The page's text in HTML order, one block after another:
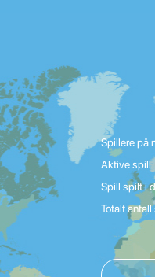
Spillere på
Aktive spill
Spill spilt i
Totalt